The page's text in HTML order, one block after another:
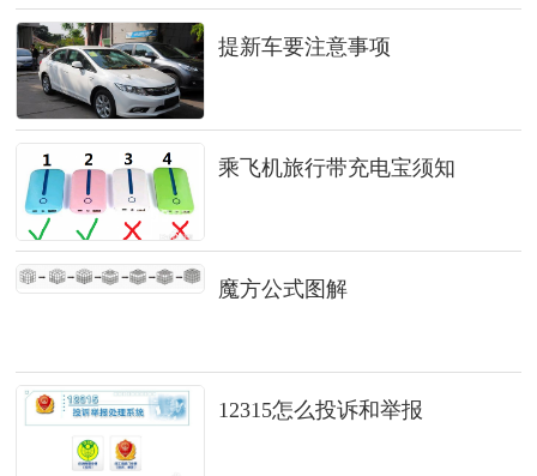
提新车要注意事项
乘飞机旅行带充电宝须知
魔方公式图解
12315怎么投诉和举报